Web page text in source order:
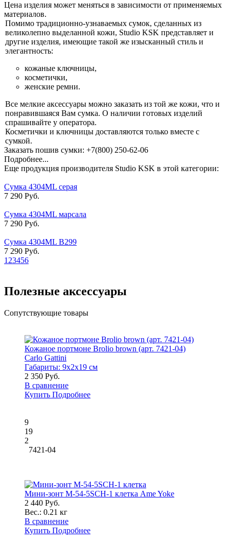
Цена изделия может меняться в зависимости от применяемых
материалов.
Помимо традиционно-узнаваемых сумок, сделанных из
великолепно выделанной кожи, Studio KSK представляет и
другие изделия, имеющие такой же изысканный стиль и
элегантность:
кожаные ключницы,
косметички,
женские ремни.
Все мелкие аксессуары можно заказать из той же кожи, что и
понравившаяся Вам сумка. О наличии готовых изделий
спрашивайте у оператора.
Косметички и ключницы доставляются только вместе с
сумкой.
Заказать пошив сумки: +7(800) 250-62-06
Подробнее...
Еще продукция производителя Studio KSK в этой категории:
Сумка 4304ML серая
7 290 Руб.
Сумка 4304ML марсала
7 290 Руб.
Сумка 4304ML B299
7 290 Руб.
1 23456
Полезные аксессуары
Сопутствующие товары
Кожаное портмоне Brolio brown (арт. 7421-04)
Carlo Gattini
Габариты: 9x2x19 см
2 350 Руб.
В сравнение
Купить Подробнее
9
19
2
7421-04
Мини-зонт M-54-5SCH-1 клетка Ame Yoke
2 440 Руб.
Вес.: 0.21 кг
В сравнение
Купить Подробнее